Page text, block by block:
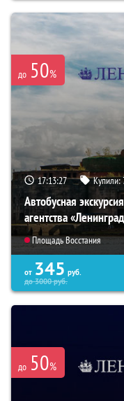
до 50%
17:13:26 Купили:
Автобусная
агентства
Площадь Восстания
от 345 руб.
до3000руб.
до 50%